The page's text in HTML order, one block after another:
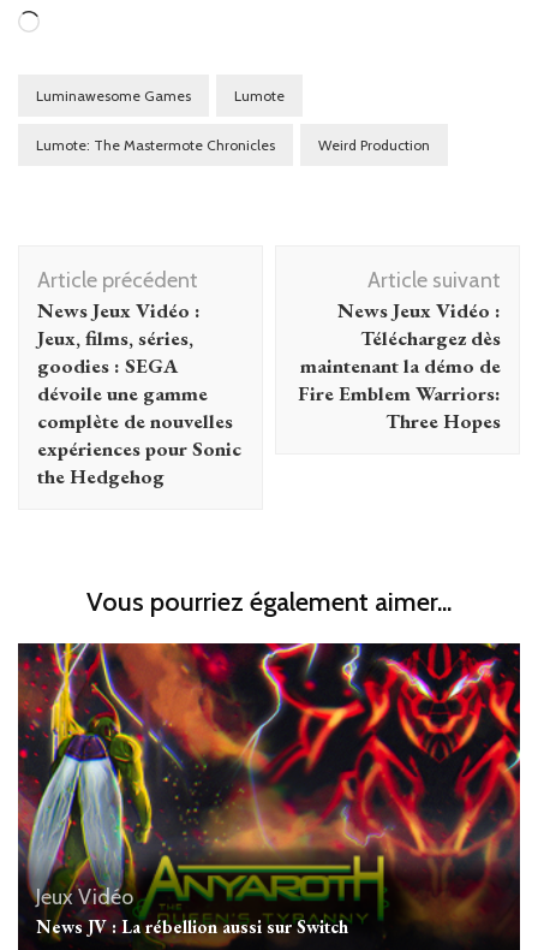
Chargement…
Luminawesome Games Lumote
‎‎Lumote: The Mastermote Chronicles‎‎ Weird Production
Navigation
d'article
Article précédent
News Jeux Vidéo :
Jeux, films, séries,
goodies : SEGA
dévoile une gamme
complète de nouvelles
expériences pour Sonic
the Hedgehog
Article suivant
News Jeux Vidéo :
Téléchargez dès
maintenant la démo de
Fire Emblem Warriors:
Three Hopes
Vous pourriez également aimer...
Jeux Vidéo
News JV : La rébellion aussi sur Switch